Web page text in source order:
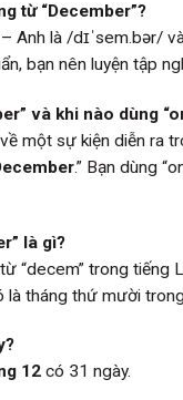
từ “December”?
Anh là /dɪˈsem.bər/
bạn nên luyện tập
và khi nào dùng
về một sự kiện diễn ra
.” Bạn dùng
là gì?
“decem” trong tiếng
là tháng thứ mười
12 có 31 ngày.